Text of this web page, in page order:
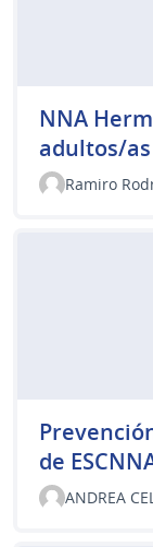
NNA
adultos/
Ramiro
de
ANDREA